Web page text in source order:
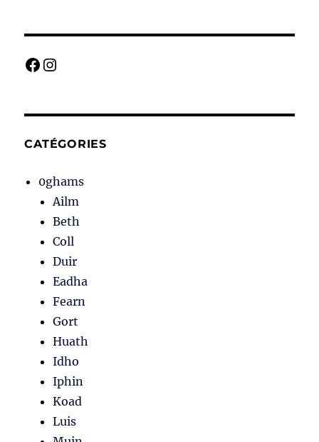
Facebook
Instagram
CATÉGORIES
0ghams
Ailm
Beth
Coll
Duir
Eadha
Fearn
Gort
Huath
Idho
Iphin
Koad
Luis